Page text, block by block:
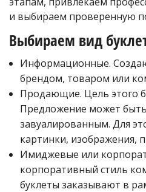
и выбираем проверенную
Выбираем вид
Информационные.
брендом, товаром или
Продающие. Цель этого
Предложение может
завуалированным. Для
картинки, изображения,
Имиджевые или
корпоративный стиль
буклеты заказывают в